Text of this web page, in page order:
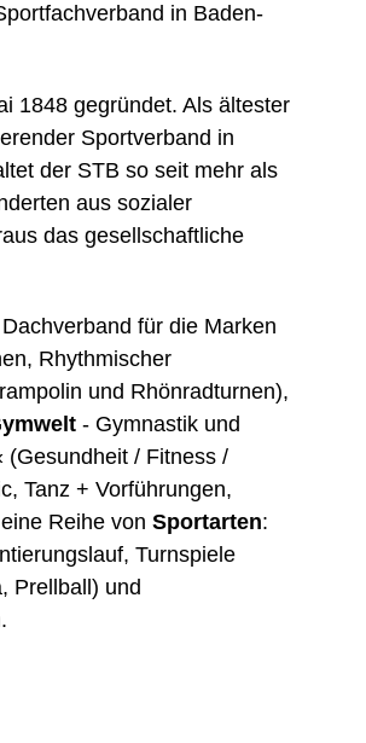
in Baden-
1848 gegründet. Als ältester
Sportverband in
der STB so seit mehr als
aus sozialer
das gesellschaftliche
für die Marken
Rhythmischer
und Rhönradturnen),
- Gymnastik und
(Gesundheit / Fitness /
Tanz + Vorführungen,
Reihe von Sportarten:
Turnspiele
Prellball) und